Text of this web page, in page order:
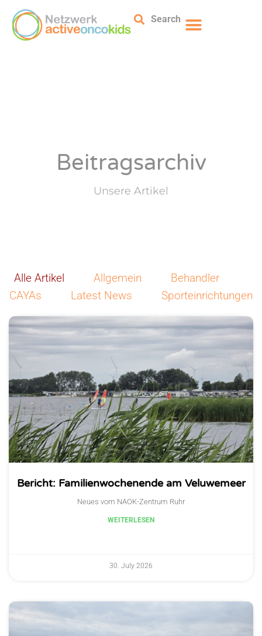
Search
Beitragsarchiv
Unsere Artikel
Alle Artikel Allgemein
Behandler
CAYAs
Latest News Sporteinrichtungen
Bericht: Familienwochenende am Veluwemeer
Neues vom NAOK-Zentrum Ruhr
WEITERLESEN
30. July 2026